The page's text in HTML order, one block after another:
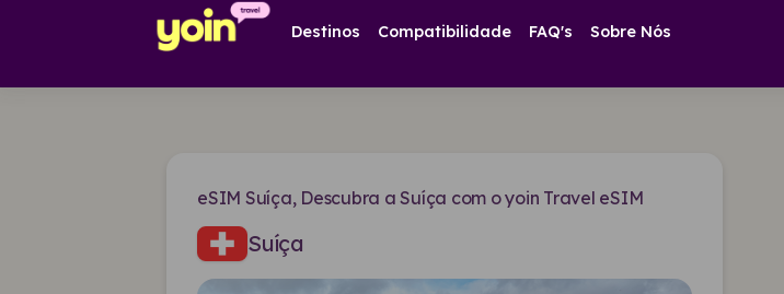
Destinos Compatibilidade FAQ's Sobre Nós
eSIM Suíça, Descubra a Suíça com o yoin Travel eSIM
Suíça